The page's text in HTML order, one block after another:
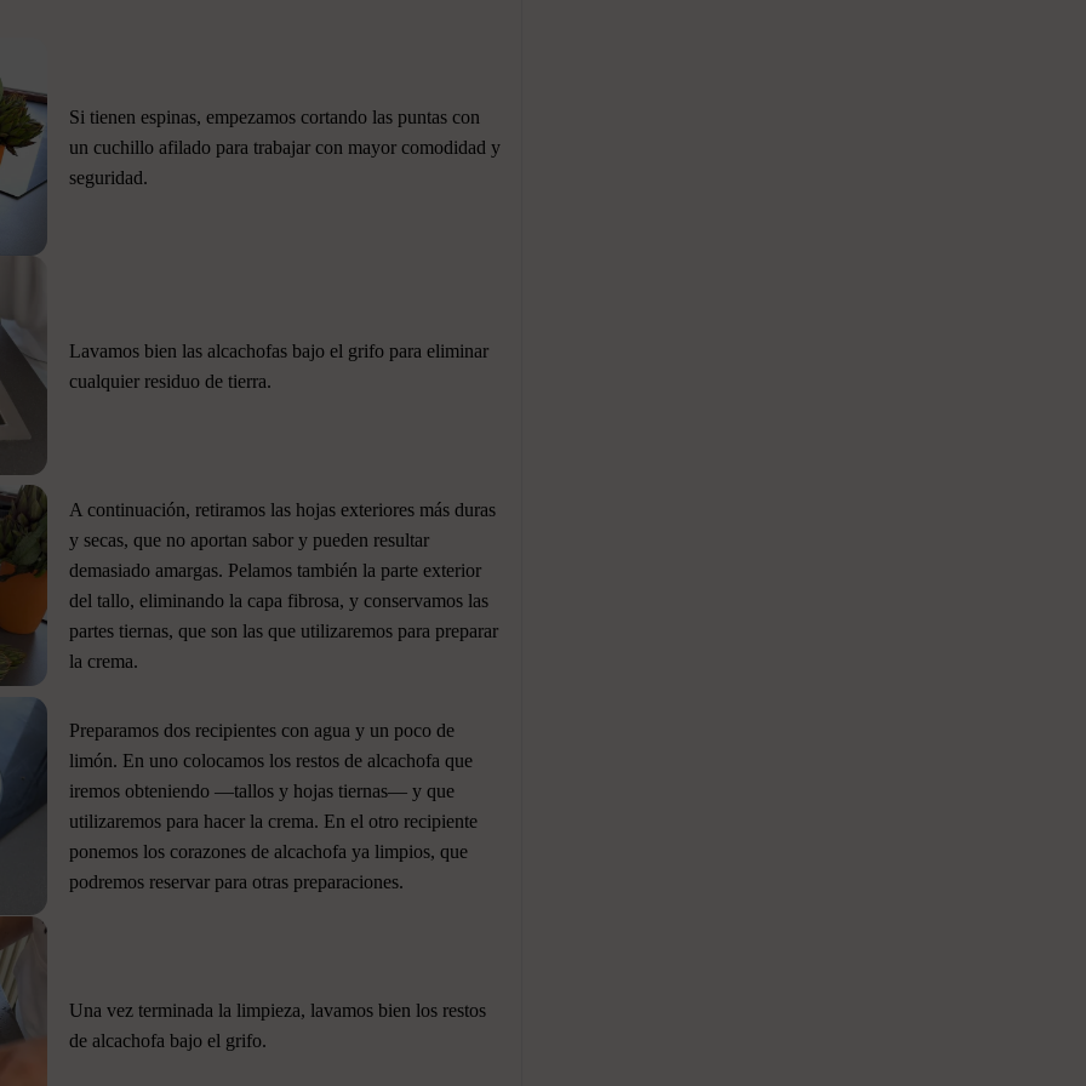
Si tienen espinas, empezamos cortando las puntas con
un cuchillo afilado para trabajar con mayor comodidad y
seguridad.
Lavamos bien las alcachofas bajo el grifo para eliminar
cualquier residuo de tierra.
A continuación, retiramos las hojas exteriores más duras
y secas, que no aportan sabor y pueden resultar
demasiado amargas. Pelamos también la parte exterior
del tallo, eliminando la capa fibrosa, y conservamos las
partes tiernas, que son las que utilizaremos para preparar
la crema.
Preparamos dos recipientes con agua y un poco de
limón. En uno colocamos los restos de alcachofa que
iremos obteniendo —tallos y hojas tiernas— y que
utilizaremos para hacer la crema. En el otro recipiente
ponemos los corazones de alcachofa ya limpios, que
podremos reservar para otras preparaciones.
Una vez terminada la limpieza, lavamos bien los restos
de alcachofa bajo el grifo.